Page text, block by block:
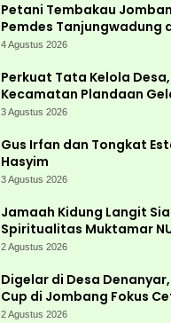
Petani Tembakau
Pemdes Tanjungwadung
Bergerak Cepat
4 Agustus 2026
Perkuat Tata Kelola Desa,
Kecamatan Plandaan
Aparatur Pemdes
3 Agustus 2026
Gus Irfan dan Tongkat
Hasyim
3 Agustus 2026
Jamaah Kidung Langit
Spiritualitas Muktamar
2 Agustus 2026
Digelar di Desa
Cup di Jombang Fokus
Menembak Berprestasi
2 Agustus 2026